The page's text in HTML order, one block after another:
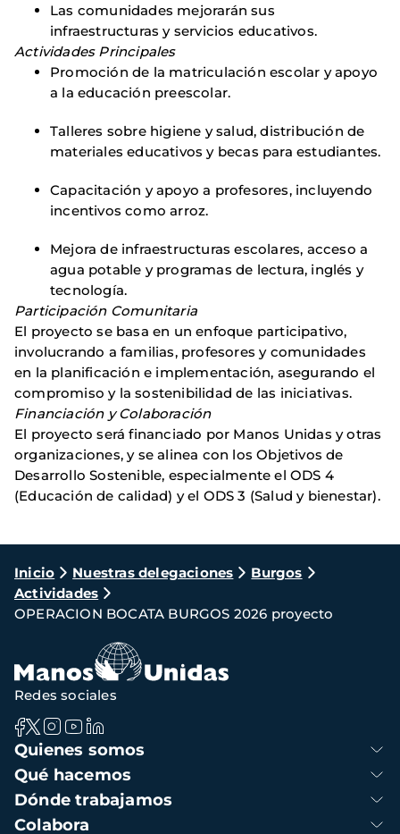
Las comunidades mejorarán sus
infraestructuras y servicios educativos.
Actividades Principales
Promoción de la matriculación escolar y apoyo
a la educación preescolar. ​
Talleres sobre higiene y salud, distribución de
materiales educativos y becas para estudiantes. ​
Capacitación y apoyo a profesores, incluyendo
incentivos como arroz. ​
Mejora de infraestructuras escolares, acceso a
agua potable y programas de lectura, inglés y
tecnología. ​
Participación Comunitaria
El proyecto se basa en un enfoque participativo,
involucrando a familias, profesores y comunidades
en la planificación e implementación, asegurando el
compromiso y la sostenibilidad de las iniciativas. ​
Financiación y Colaboración
El proyecto será financiado por Manos Unidas y otras
organizaciones, y se alinea con los Objetivos de
Desarrollo Sostenible, especialmente el ODS 4
(Educación de calidad) y el ODS 3 (Salud y bienestar). ​
Ruta
de
navegación
Inicio Nuestras delegaciones
Burgos
Actividades
OPERACION BOCATA BURGOS 2026 proyecto
Navegación
principal
Quienes somos
Qué hacemos
Dónde trabajamos
Colabora
Redes sociales